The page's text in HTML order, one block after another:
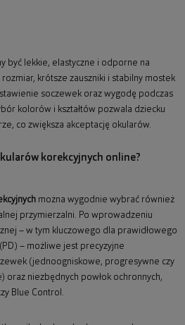
być lekkie, elastyczne i odporne na
krótsze zauszniki i stabilny mostek
soczewek oraz wygodę podczas
kolorów i kształtów pozwala dziecku
co zwiększa akceptację okularów.
korekcyjnych online?
można wygodnie wybrać również
przymierzalni. Po wprowadzeniu
– w tym kluczowego dla prawidłowego
– możliwe jest precyzyjne
(jednoogniskowe, progresywne czy
oraz niezbędnych powłok ochronnych,
Blue Control.